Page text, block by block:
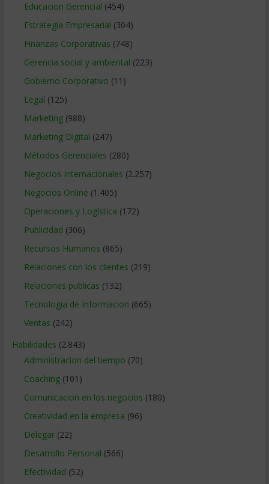
Educacion Gerencial (454)
Estrategia Empresarial (304)
Finanzas Corporativas (748)
Gerencia social y ambiental (223)
Gobierno Corporativo (11)
Legal (125)
Marketing(988)
Marketing Digital (247)
Métodos Gerenciales (280)
Negocios Internacionales (2.257)
Negocios Online (1.405)
Operaciones y Logística (172)
Publicidad (306)
Recursos Humanos (865)
Relaciones con los clientes (219)
Relaciones publicas (132)
Tecnologia de Informacion (665)
Ventas (242)
Habilidades (2.843)
Administracion del tiempo (70)
Coaching(101)
Comunicacion en los negocios (180)
Creatividad en la empresa (96)
Delegar(22)
Desarrollo Personal (566)
Efectividad (52)